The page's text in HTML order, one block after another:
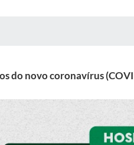
do novo coronavírus